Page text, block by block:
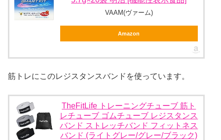
VAAM(ヴァーム)
Amazon
筋トレにこのレジスタンスバンドを使っています。
TheFitLife トレーニングチューブ 筋ト
レチューブ ゴムチューブ レジスタンス
バンド ストレッチバンド フィットネス
バンド (ライトグレー/グレー/ブラック)